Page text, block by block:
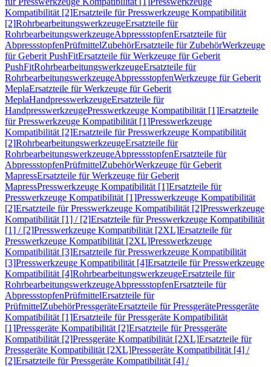
Kompatibilität [2]Ersatzteile für Presswerkzeuge Kompatibilität
[2]RohrbearbeitungswerkzeugeErsatzteile für
RohrbearbeitungswerkzeugeAbpressstopfenErsatzteile für
AbpressstopfenPrüfmittelZubehörErsatzteile für ZubehörWerkzeuge
für Geberit PushFitErsatzteile für Werkzeuge für Geberit
PushFitRohrbearbeitungswerkzeugeErsatzteile für
RohrbearbeitungswerkzeugeAbpressstopfenWerkzeuge für Geberit
MeplaErsatzteile für Werkzeuge für Geberit
MeplaHandpresswerkzeugeErsatzteile für
HandpresswerkzeugePresswerkzeuge Kompatibilität [1]Ersatzteile
für Presswerkzeuge Kompatibilität [1]Presswerkzeuge
Kompatibilität [2]Ersatzteile für Presswerkzeuge Kompatibilität
[2]RohrbearbeitungswerkzeugeErsatzteile für
RohrbearbeitungswerkzeugeAbpressstopfenErsatzteile für
AbpressstopfenPrüfmittelZubehörWerkzeuge für Geberit
MapressErsatzteile für Werkzeuge für Geberit
MapressPresswerkzeuge Kompatibilität [1]Ersatzteile für
Presswerkzeuge Kompatibilität [1]Presswerkzeuge Kompatibilität
[2]Ersatzteile für Presswerkzeuge Kompatibilität [2]Presswerkzeuge
Kompatibilität [1] / [2]Ersatzteile für Presswerkzeuge Kompatibilität
[1] / [2]Presswerkzeuge Kompatibilität [2XL]Ersatzteile für
Presswerkzeuge Kompatibilität [2XL]Presswerkzeuge
Kompatibilität [3]Ersatzteile für Presswerkzeuge Kompatibilität
[3]Presswerkzeuge Kompatibilität [4]Ersatzteile für Presswerkzeuge
Kompatibilität [4]RohrbearbeitungswerkzeugeErsatzteile für
RohrbearbeitungswerkzeugeAbpressstopfenErsatzteile für
AbpressstopfenPrüfmittelErsatzteile für
PrüfmittelZubehörPressgeräteErsatzteile für PressgerätePressgeräte
Kompatibilität [1]Ersatzteile für Pressgeräte Kompatibilität
[1]Pressgeräte Kompatibilität [2]Ersatzteile für Pressgeräte
Kompatibilität [2]Pressgeräte Kompatibilität [2XL]Ersatzteile für
Pressgeräte Kompatibilität [2XL]Pressgeräte Kompatibilität [4] /
[2]Ersatzteile für Pressgeräte Kompatibilität [4] /